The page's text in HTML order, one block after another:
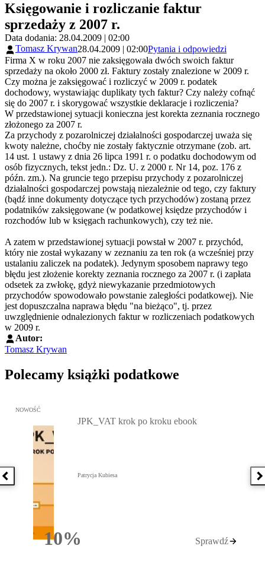
Księgowanie i rozliczanie faktur
sprzedaży z 2007 r.
Data dodania: 28.04.2009 | 02:00
Tomasz Krywan28.04.2009 | 02:00Pytania i odpowiedzi
Firma X w roku 2007 nie zaksięgowała dwóch swoich faktur
sprzedaży na około 2000 zł. Faktury zostały znalezione w 2009 r.
Czy można je zaksięgować i rozliczyć w 2009 r. podatek
dochodowy, wystawiając duplikaty tych faktur? Czy należy cofnąć
się do 2007 r. i skorygować wszystkie deklaracje i rozliczenia?
W przedstawionej sytuacji konieczna jest korekta zeznania rocznego
złożonego za 2007 r.
Za przychody z pozarolniczej działalności gospodarczej uważa się
kwoty należne, choćby nie zostały faktycznie otrzymane (zob. art.
14 ust. 1 ustawy z dnia 26 lipca 1991 r. o podatku dochodowym od
osób fizycznych, tekst jedn.: Dz. U. z 2000 r. Nr 14, poz. 176 z
późn. zm.). Na gruncie tego przepisu przychody z pozarolniczej
działalności gospodarczej powstają niezależnie od tego, czy faktury
(bądź inne dokumenty dotyczące tych przychodów) zostaną przez
podatników zaksięgowane (w podatkowej księdze przychodów i
rozchodów lub w księgach rachunkowych), czy też nie.
A zatem w przedstawionej sytuacji powstał w 2007 r. przychód,
który nie został wykazany w zeznaniu za ten rok (a wcześniej przy
ustalaniu zaliczek na podatek). Jedynym sposobem naprawy tego
błędu jest złożenie korekty zeznania rocznego za 2007 r. (i zapłata
odsetek za zwłokę, gdyż niewykazanie przedmiotowych
przychodów spowodowało powstanie zaległości podatkowej). Nie
jest dopuszczalna naprawa błędu "na bieżąco", tj. przez
uwzględnienie odnalezionych faktur w rozliczeniach podatkowych
w 2009 r.
Autor:
Tomasz Krywan
Polecamy książki podatkowe
Poprzednia książka
Przejdź do: JPK_VAT krok po kroku ebook, Patrycja Kubiesa -
NOWOŚĆ
10%Rabatu
JPK_VAT krok po kroku ebook
Patrycja Kubiesa
Sprawdź